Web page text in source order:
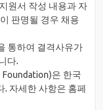
원서 작성 내용과 자
판명될 경우 채용
통하여 결격사유가
다.
은 한국
. 자세한 사항은 홈페